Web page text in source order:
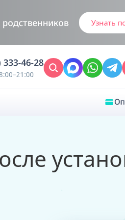
Узнать
333-46-28
Врачебная диагностика